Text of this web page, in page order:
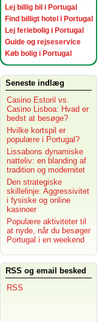
Lej billig bil i Portugal
Find billigt hotel i Portugal
Lej feriebolig i Portugal
Guide og rejseservice
Køb bolig i Portugal
Seneste indlæg
Casino Estoril vs.
Casino Lisboa: Hvad er
bedst at besøge?
Hvilke kortspil er
populære i Portugal?
Lissabons dynamiske
natteliv: en blanding af
tradition og modernitet
Den strategiske
skillelinje: Aggressivitet
i fysiske og online
kasinoer
Populære aktiviteter til
at nyde, når du besøger
Portugal i en weekend
RSS og email besked
RSS